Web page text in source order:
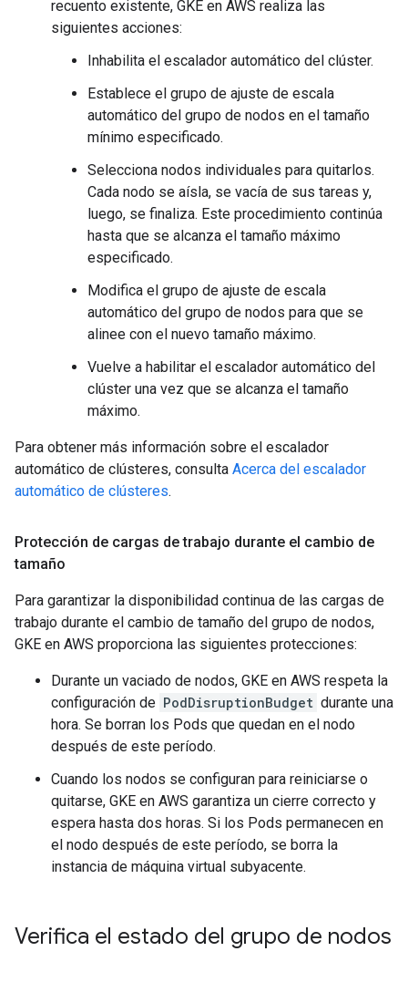
recuento existente, GKE en AWS realiza las
siguientes acciones:
Inhabilita el escalador automático del clúster.
Establece el grupo de ajuste de escala
automático del grupo de nodos en el tamaño
mínimo especificado.
Selecciona nodos individuales para quitarlos.
Cada nodo se aísla, se vacía de sus tareas y,
luego, se finaliza. Este procedimiento continúa
hasta que se alcanza el tamaño máximo
especificado.
Modifica el grupo de ajuste de escala
automático del grupo de nodos para que se
alinee con el nuevo tamaño máximo.
Vuelve a habilitar el escalador automático del
clúster una vez que se alcanza el tamaño
máximo.
Para obtener más información sobre el escalador
automático de clústeres, consulta Acerca del escalador
automático de clústeres.
Protección de cargas de trabajo durante el cambio de
tamaño
Para garantizar la disponibilidad continua de las cargas de
trabajo durante el cambio de tamaño del grupo de nodos,
GKE en AWS proporciona las siguientes protecciones:
Durante un vaciado de nodos, GKE en AWS respeta la
configuración de PodDisruptionBudget durante una
hora. Se borran los Pods que quedan en el nodo
después de este período.
Cuando los nodos se configuran para reiniciarse o
quitarse, GKE en AWS garantiza un cierre correcto y
espera hasta dos horas. Si los Pods permanecen en
el nodo después de este período, se borra la
instancia de máquina virtual subyacente.
Verifica el estado del grupo de nodos